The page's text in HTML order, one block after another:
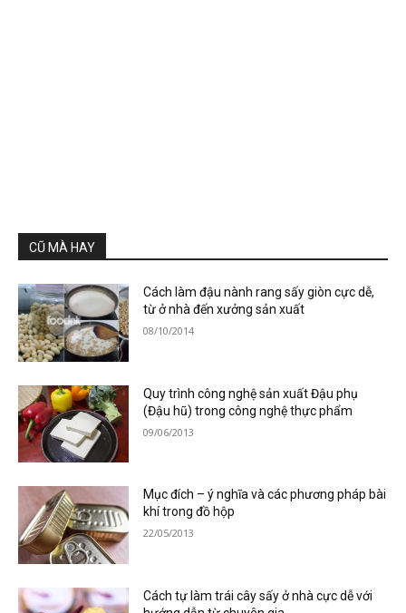
CŨ MÀ HAY
Cách làm đậu nành rang sấy giòn cực dễ,
từ ở nhà đến xưởng sản xuất
08/10/2014
Quy trình công nghệ sản xuất Đậu phụ
(Đậu hũ) trong công nghệ thực phẩm
09/06/2013
Mục đích – ý nghĩa và các phương pháp bài
khí trong đồ hộp
22/05/2013
Cách tự làm trái cây sấy ở nhà cực dễ với